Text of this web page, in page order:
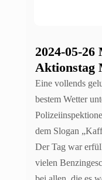
2024-05-
Aktionstag
Eine vollends
bestem Wetter
dem Slogan
Der Tag war
vielen